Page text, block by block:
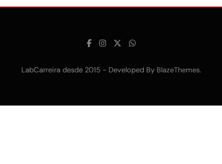
LabCarreira desde 2015 - Developed By BlazeThemes.